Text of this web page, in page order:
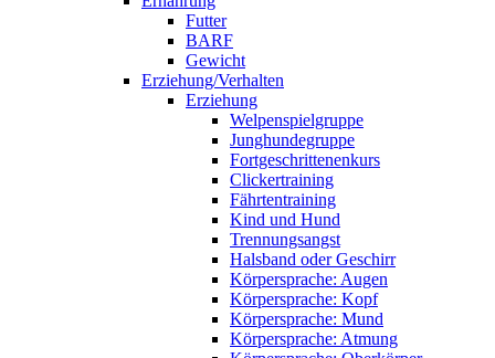
Futter
BARF
Gewicht
Erziehung/Verhalten
Erziehung
Welpenspielgruppe
Junghundegruppe
Fortgeschrittenenkurs
Clickertraining
Fährtentraining
Kind und Hund
Trennungsangst
Halsband oder Geschirr
Körpersprache: Augen
Körpersprache: Kopf
Körpersprache: Mund
Körpersprache: Atmung